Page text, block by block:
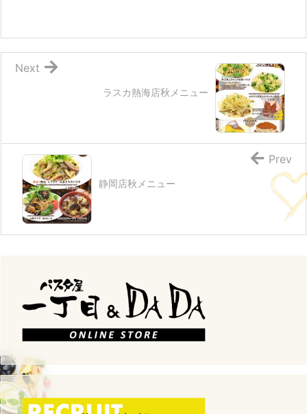
ラスカ熱海店秋メニュー
Next
静岡店秋メニュー
Prev